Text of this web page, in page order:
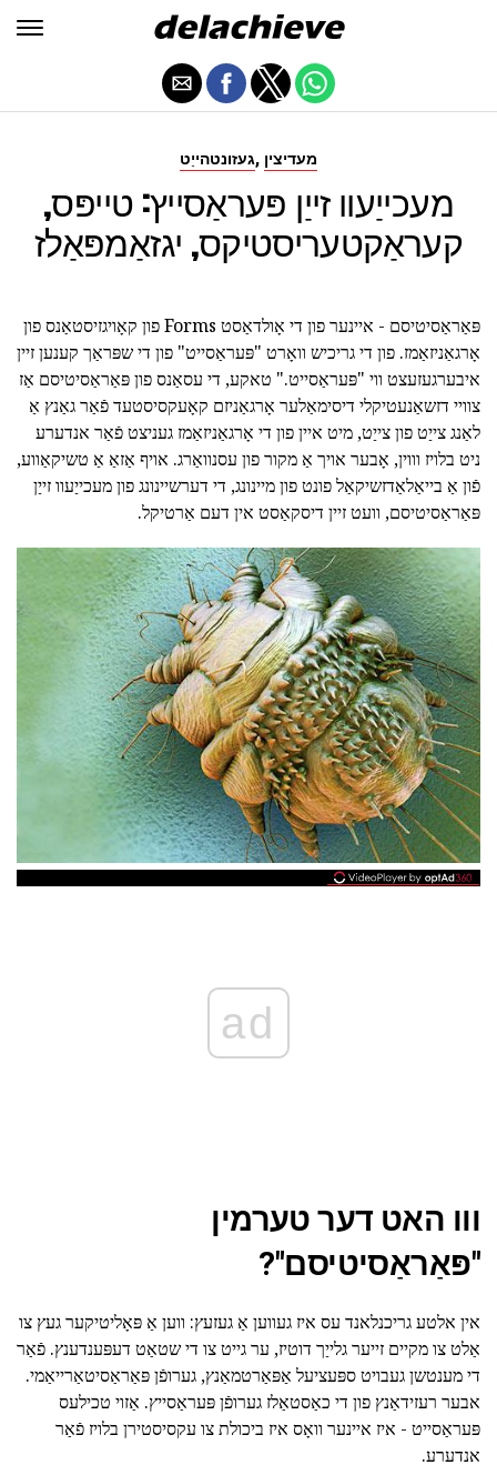
געזונטהייַט, מעדיצין
מעכייַעוו זייַן פּעראַסייץ: טייפּס,
קעראַקטעריסטיקס, יגזאַמפּאַלז
פּאַראַסיטיסם - איינער פון די אָולדאַסט Forms פון קאָויגזיסטאַנס פון
אָרגאַניזאַמז. פון די גריכיש וואָרט "פּעראַסייט" פון די שפּראַך קענען זיין
איבערגעזעצט ווי "פּעראַסייט." טאקע, די עסאַנס פון פּאַראַסיטיסם אַז
צוויי דזשאַנעטיקלי דיסימאַלער אָרגאַניזם קאָעקסיסטעד פֿאַר גאַנץ אַ
לאַנג צייַט פון צייַט, מיט איין פון די אָרגאַניזאַמז געניצט פֿאַר אנדערע
ניט בלויז וווין, אָבער אויך אַ מקור פון עסנוואַרג. אויף אַזאַ אַ טשיקאַווע,
פֿון אַ בייאַלאַדזשיקאַל פונט פון מיינונג, די דערשיינונג פון מעכייַעוו זייַן
פּאַראַסיטיסם, וועט זיין דיסקאַסט אין דעם אַרטיקל.
ad
ווו האט דער טערמין
"פּאַראַסיטיסם"?
אין אלטע גריכנלאנד עס איז געווען אַ געזעץ: ווען אַ פּאָליטיקער געץ צו
אַלט צו מקיים זייער גלייַך דוטיז, ער גייט צו די שטאַט דעפּענדענץ. פֿאַר
די מענטשן געבויט ספּעציעל אַפּאַרטמאַנץ, גערופֿן פּאַראַסיטאַרייאַמי.
אבער רעזידאַנץ פון די כאַסטאַלז גערופֿן פּעראַסייץ. אַזוי טכילעס
פּעראַסייט - איז איינער וואָס איז ביכולת צו עקסיסטירן בלויז פֿאַר
אנדערע.